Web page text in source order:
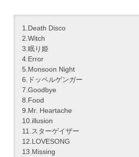
1.Death Disco
2.Witch
3.眠り姫
4.Error
5.Monsoon Night
6.ドッペルゲンガー
7.Goodbye
8.Food
9.Mr. Heartache
10.illusion
11.スターゲイザー
12.LOVESONG
13.Missing